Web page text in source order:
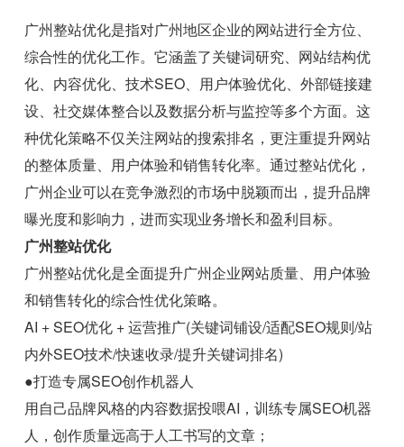
广州整站优化是指对广州地区企业的网站进行全方位、
综合性的优化工作。它涵盖了关键词研究、网站结构优
化、内容优化、技术SEO、用户体验优化、外部链接建
设、社交媒体整合以及数据分析与监控等多个方面。这
种优化策略不仅关注网站的搜索排名，更注重提升网站
的整体质量、用户体验和销售转化率。通过整站优化，
广州企业可以在竞争激烈的市场中脱颖而出，提升品牌
曝光度和影响力，进而实现业务增长和盈利目标。
广州整站优化
广州整站优化是全面提升广州企业网站质量、用户体验
和销售转化的综合性优化策略。
AI + SEO优化 + 运营推广(关键词铺设/适配SEO规则/站
内外SEO技术/快速收录/提升关键词排名)
●打造专属SEO创作机器人
用自己品牌风格的内容数据投喂AI，训练专属SEO机器
人，创作质量远高于人工书写的文章；